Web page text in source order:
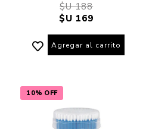
$U 188
$U 169
Agregar al carrito
10% OFF